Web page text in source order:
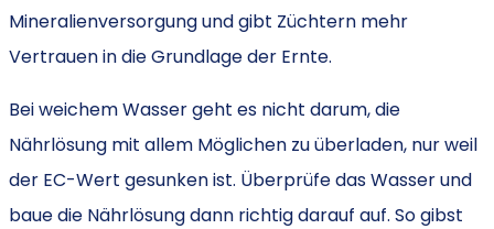
Mineralienversorgung und gibt Züchtern mehr
Vertrauen in die Grundlage der Ernte.
Bei weichem Wasser geht es nicht darum, die
Nährlösung mit allem Möglichen zu überladen, nur weil
der EC-Wert gesunken ist. Überprüfe das Wasser und
baue die Nährlösung dann richtig darauf auf. So gibst